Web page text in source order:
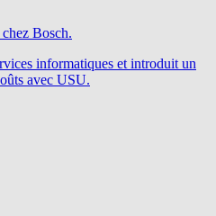
Bosch.
informatiques et introduit un
avec USU.